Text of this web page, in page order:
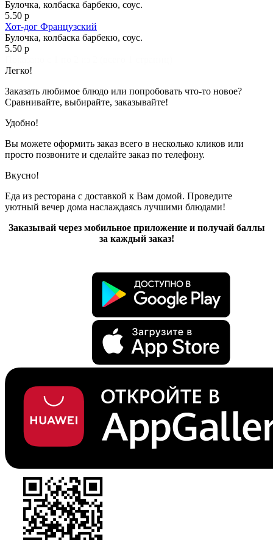
Булочка, колбаска барбекю, соус.
5.50 р
Хот-дог Французский
Булочка, колбаска барбекю, соус.
5.50 р
Легко!
Заказать любимое блюдо или попробовать что-то новое?
Сравнивайте, выбирайте, заказывайте!
Удобно!
Вы можете оформить заказ всего в несколько кликов или
просто позвоните и сделайте заказ по телефону.
Вкусно!
Еда из ресторана с доставкой к Вам домой. Проведите
уютный вечер дома наслаждаясь лучшими блюдами!
Заказывай через мобильное приложение и получай баллы
за каждый заказ!